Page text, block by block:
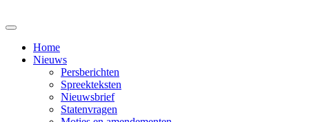
Home
Nieuws
Persberichten
Spreekteksten
Nieuwsbrief
Statenvragen